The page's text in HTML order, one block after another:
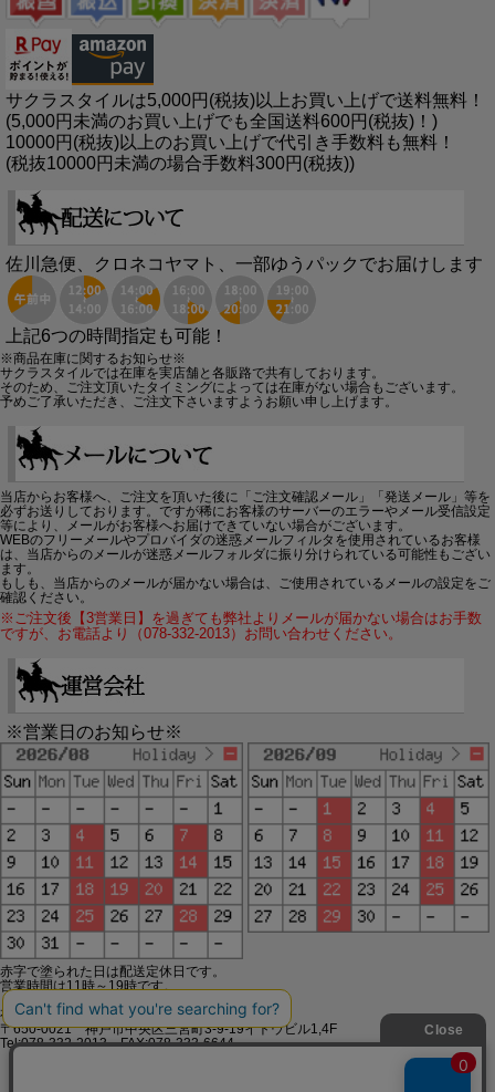
サクラスタイルは5,000円(税抜)以上お買い上げで送料無料！
(5,000円未満のお買い上げでも全国送料600円(税抜)！)
10000円(税抜)以上のお買い上げで代引き手数料も無料！
(税抜10000円未満の場合手数料300円(税抜))
佐川急便、クロネコヤマト、一部ゆうパックでお届けします
上記6つの時間指定も可能！
※商品在庫に関するお知らせ※
サクラスタイルでは在庫を実店舗と各販路で共有しております。
そのため、ご注文頂いたタイミングによっては在庫がない場合もございます。
予めご了承いただき、ご注文下さいますようお願い申し上げます。
当店からお客様へ、ご注文を頂いた後に「ご注文確認メール」「発送メール」等を
必ずお送りしております。ですが稀にお客様のサーバーのエラーやメール受信設定
等により、メールがお客様へお届けできていない場合がございます。
WEBのフリーメールやプロバイダの迷惑メールフィルタを使用されているお客様
は、当店からのメールが迷惑メールフォルダに振り分けられている可能性もござい
ます。
もしも、当店からのメールが届かない場合は、ご使用されているメールの設定をご
確認ください。
※ご注文後【3営業日】を過ぎても弊社よりメールが届かない場合はお手数
ですが、お電話より（078-332-2013）お問い合わせください。
※営業日のお知らせ※
赤字で塗られた日は配送定休日です。
営業時間は11時～19時です。
有限会社ジップジップ SakuraStyle通販事業部
〒650-0021 神戸市中央区三宮町3-9-19イトウビル1,4F
Tel:078-332-2013 FAX:078-333-6644